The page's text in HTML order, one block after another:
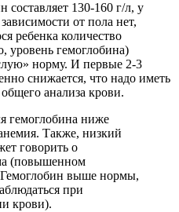
130-160 г/л, у
от пола нет,
ребенка количество
уровень гемоглобина)
норму. И первые 2-3
снижается, что надо иметь
анализа крови.
гемоглобина ниже
Также, низкий
говорить о
(повышенном
выше нормы,
при
крови).